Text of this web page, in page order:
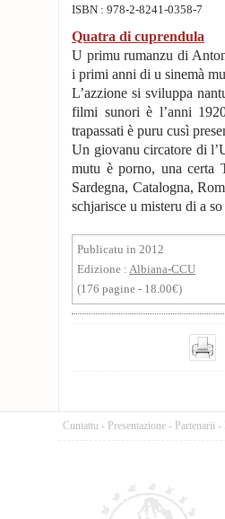
ISBN : 978-2-8241-0358-7
Quatra di cuprendula
U primu rumanzu di
i primi anni di u sinemà
L’azzione si sviluppa
filmi sunori è l’anni
trapassati è puru cusì
Un giovanu circatore di
mutu è porno, una certa
Sardegna, Catalogna,
schjarisce u misteru di a
Publicatu in 2012
Edizione : Albiana-CCU
(176 pagine - 18.00€)
Cuntattu - Presentazione - Partenarii -